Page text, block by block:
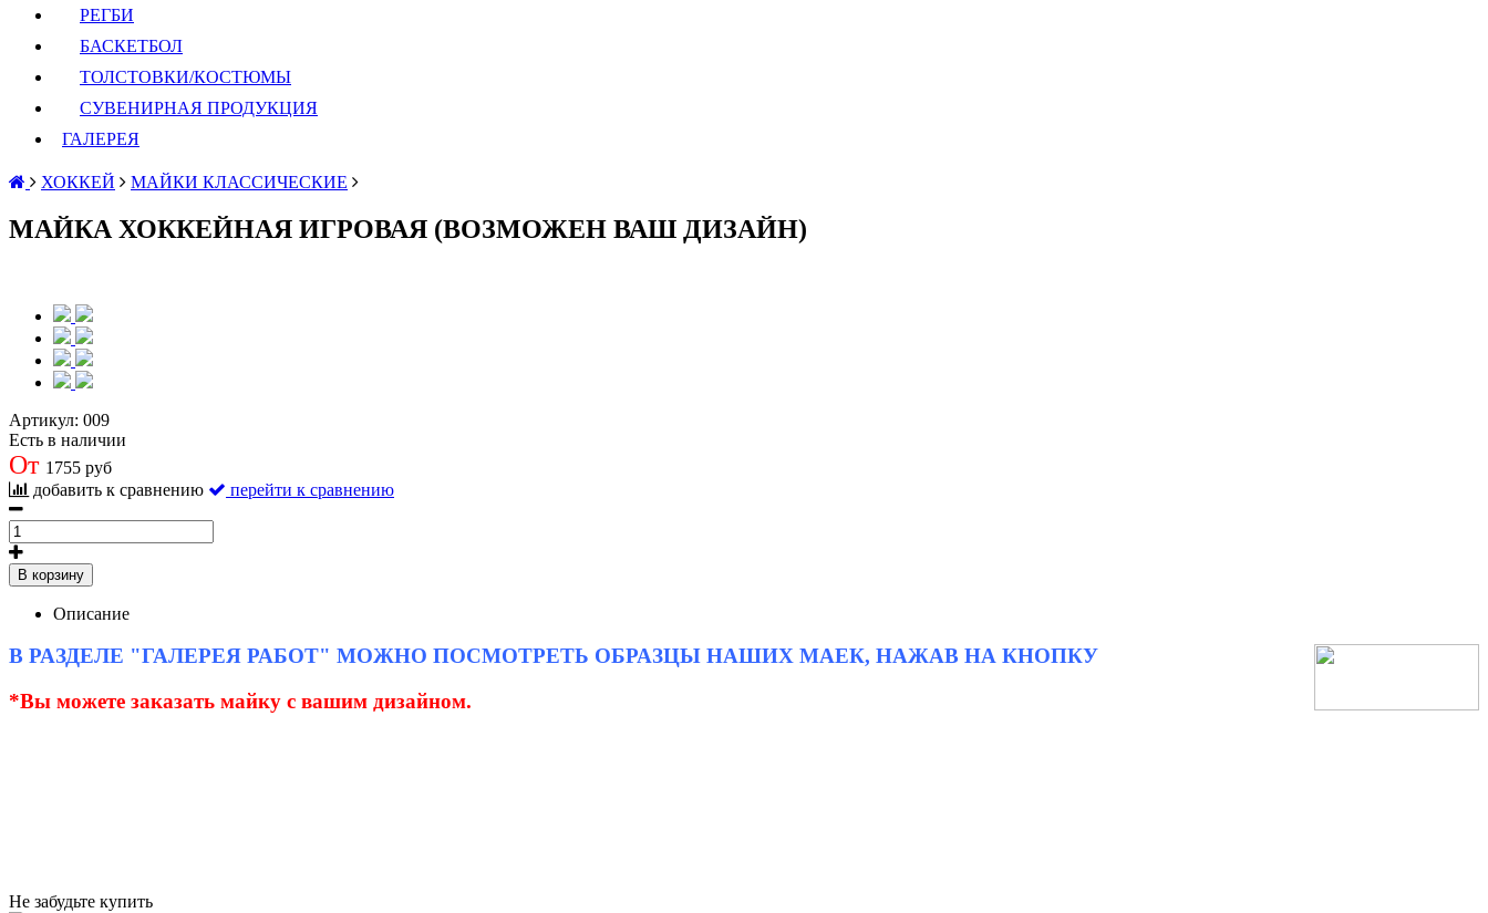
РЕГБИ
БАСКЕТБОЛ
ТОЛСТОВКИ/КОСТЮМЫ
СУВЕНИРНАЯ ПРОДУКЦИЯ
ГАЛЕРЕЯ
ХОККЕЙ МАЙКИ КЛАССИЧЕСКИЕ
МАЙКА ХОККЕЙНАЯ ИГРОВАЯ (ВОЗМОЖЕН ВАШ ДИЗАЙН)
Артикул: 009
Есть в наличии
От 1755 руб
добавить к сравнению
перейти к сравнению
В корзину
Описание
В РАЗДЕЛЕ "ГАЛЕРЕЯ РАБОТ" МОЖНО ПОСМОТРЕТЬ ОБРАЗЦЫ НАШИХ МАЕК, НАЖАВ НА КНОПКУ
*Вы можете заказать майку с вашим дизайном.
Не забудьте купить